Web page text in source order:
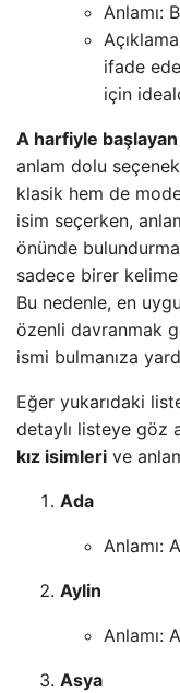
Anlamı:
ifade
için
A harfiyle
anlam dolu
klasik hem de
isim seçerken,
önünde
sadece birer
Bu nedenle, en
özenli davranmak
ismi bulmanıza
Eğer yukarıdaki
detaylı listeye göz
kız isimleri ve
Ada
Anlamı:
Aylin
Anlamı:
Asya